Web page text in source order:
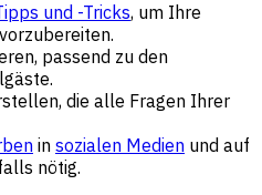
und -Tricks, um Ihre
passend zu den
die alle Fragen Ihrer
in sozialen Medien und auf
nötig.